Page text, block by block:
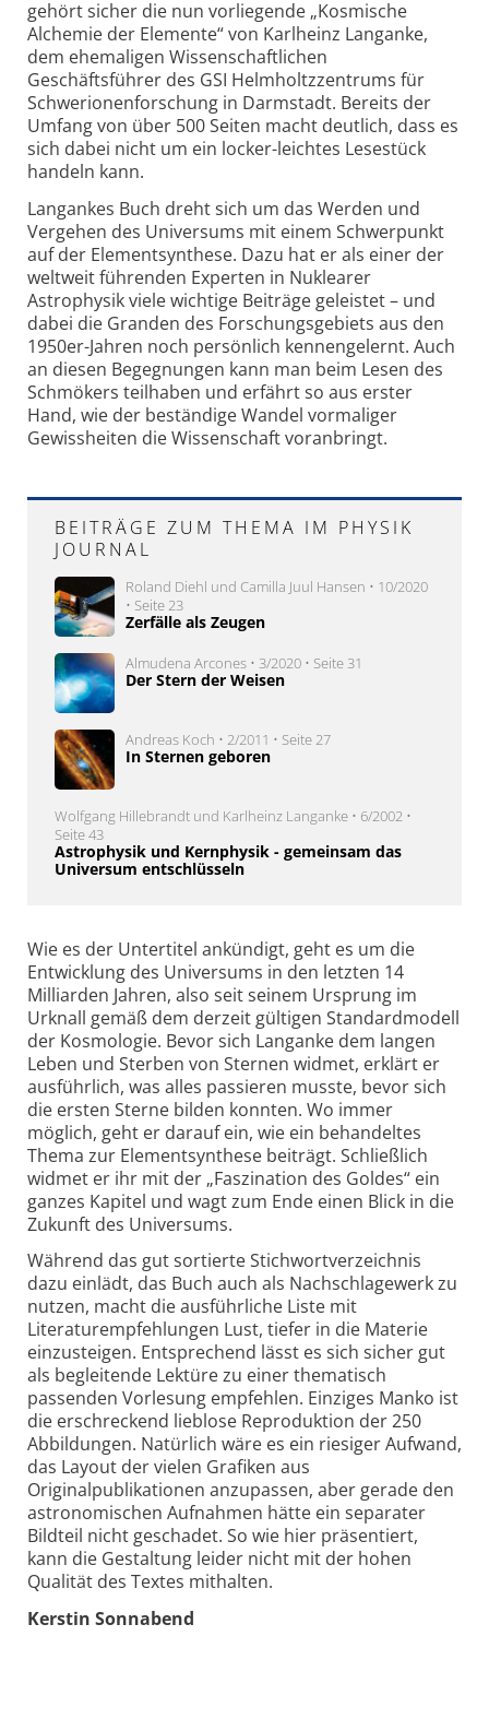
gehört sicher die nun vorliegende „Kosmische
Alchemie der Elemente“ von Karlheinz Langanke,
dem ehemaligen Wissenschaftlichen
Geschäftsführer des GSI Helmholtzzentrums für
Schwerionenforschung in Darmstadt. Bereits der
Umfang von über 500 Seiten macht deutlich, dass es
sich dabei nicht um ein locker-leichtes Lesestück
handeln kann.
Langankes Buch dreht sich um das Werden und
Vergehen des Universums mit einem Schwerpunkt
auf der Elementsynthese.­ Dazu hat er als einer der
weltweit führenden Experten in Nuklearer
Astrophysik viele wichtige Beiträge geleistet – und
dabei die Granden des Forschungsgebiets aus den
1950er-Jahren noch persönlich kennengelernt. Auch
an diesen Begegnungen kann man beim Lesen des
Schmökers teilhaben und erfährt so aus erster
Hand, wie der beständige Wandel vormaliger
Gewissheiten die Wissenschaft voranbringt.
BEITRÄGE ZUM THEMA IM PHYSIK
JOURNAL
Roland Diehl und Camilla Juul Hansen • 10/2020
• Seite 23
Zerfälle als Zeugen
Almudena Arcones • 3/2020 • Seite 31
Der Stern der Weisen
Andreas Koch • 2/2011 • Seite 27
In Sternen geboren
Wolfgang Hillebrandt und Karlheinz Langanke • 6/2002 •
Seite 43
Astrophysik und Kernphysik - gemeinsam das
Universum entschlüsseln
Wie es der Untertitel ankündigt, geht es um die
Entwicklung des Universums in den letzten 14
Milliarden Jahren, also seit seinem Ursprung im
Urknall gemäß dem derzeit gültigen Standardmodell
der Kosmologie. Bevor sich Langanke dem langen
Leben und Sterben von Sternen widmet, erklärt er
ausführlich, was alles passieren musste, bevor sich
die ersten Sterne bilden konnten. Wo immer
möglich, geht er darauf ein, wie ein behandeltes
Thema zur Element­synthese beiträgt. Schließlich
widmet er ihr mit der „Faszination des Goldes“ ein
ganzes Kapitel und wagt zum Ende einen Blick in die
Zukunft des Universums.
Während das gut sortierte Stichwortverzeichnis
dazu einlädt, das Buch auch als Nachschlagewerk zu
nutzen, macht die ausführliche Liste­ mit
Literaturempfehlungen Lust, tiefer­ in die Materie
einzusteigen. Entsprechend lässt es sich sicher gut
als begleitende Lektüre zu einer thematisch
passenden Vorlesung empfehlen. Einziges Manko ist
die erschreckend lieblose Reproduktion der 250
Abbildungen. Natürlich wäre es ein riesiger Aufwand,
das Layout der vielen Grafiken aus
Originalpublikationen anzupassen, aber gerade den
astronomischen Aufnahmen hätte ein separater
Bildteil nicht geschadet. So wie hier präsentiert,
kann die Gestaltung leider nicht mit der hohen
Qualität des Textes mithalten.
Kerstin Sonnabend